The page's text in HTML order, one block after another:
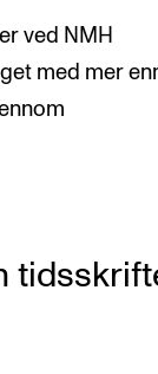
ved NMH
med mer